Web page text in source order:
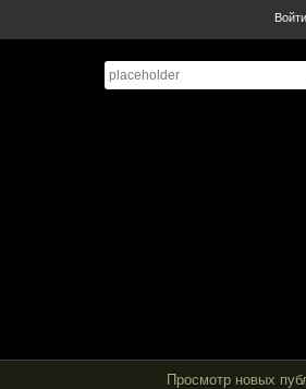
Войти
Просмотр новых